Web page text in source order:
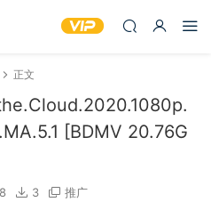
正文
[BDMV 20.76G
3 推广